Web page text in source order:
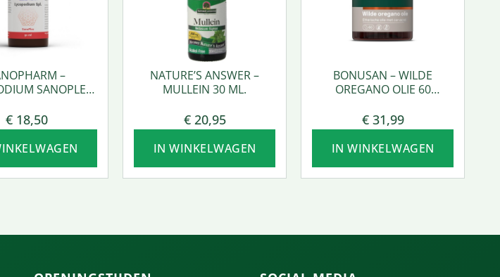
–
SANOPLEX
€18,50
NATURE’S ANSWER –
MULLEIN 30 ML.
€20,95
IN WINKELWAGEN
BONUSAN – WILDE
OREGANO OLIE 60
€31,99
IN WINKELWAGEN